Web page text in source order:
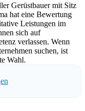
Gerüstbauer mit Sitz
hat eine Bewertung
Leistungen im
sich auf
verlassen. Wenn
suchen, ist
Wahl.